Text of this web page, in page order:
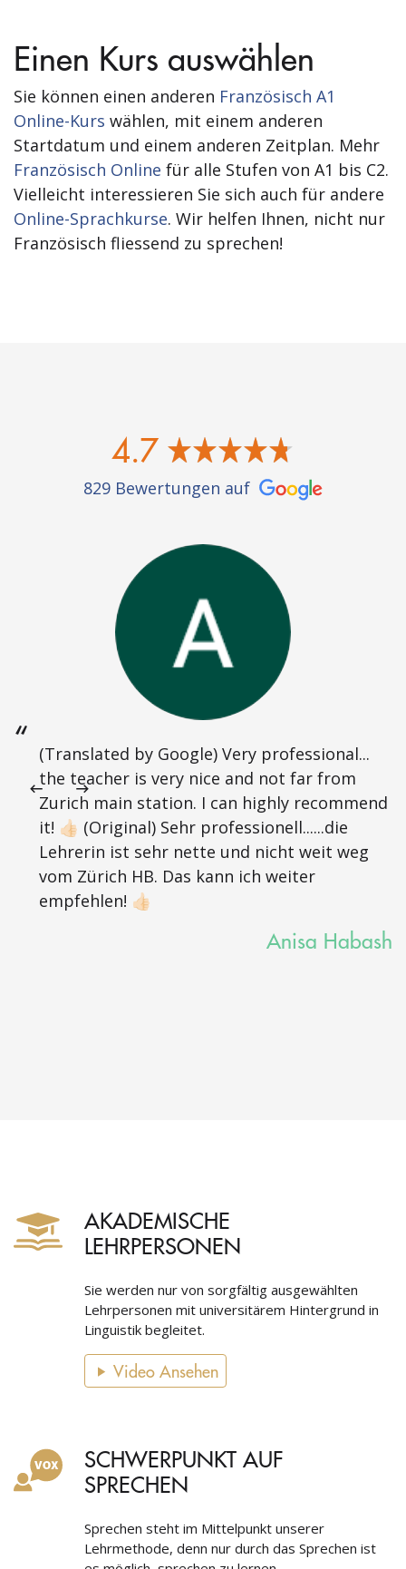
Einen Kurs auswählen
Sie können einen anderen Französisch A1
Online-Kurs wählen, mit einem anderen
Startdatum und einem anderen Zeitplan. Mehr
Französisch Online für alle Stufen von A1 bis C2.
Vielleicht interessieren Sie sich auch für andere
Online-Sprachkurse. Wir helfen Ihnen, nicht nur
Französisch fliessend zu sprechen!
4.7
829 Bewertungen auf
(Translated by Google) Very professional...
the teacher is very nice and not far from
Zurich main station. I can highly recommend
it! 👍🏻 (Original) Sehr professionell......die
Lehrerin ist sehr nette und nicht weit weg
vom Zürich HB. Das kann ich weiter
empfehlen! 👍🏻
Anisa Habash
AKADEMISCHE
LEHRPERSONEN
Sie werden nur von sorgfältig ausgewählten
Lehrpersonen mit universitärem Hintergrund in
Linguistik begleitet.
Video Ansehen
SCHWERPUNKT AUF
SPRECHEN
Sprechen steht im Mittelpunkt unserer
Lehrmethode, denn nur durch das Sprechen ist